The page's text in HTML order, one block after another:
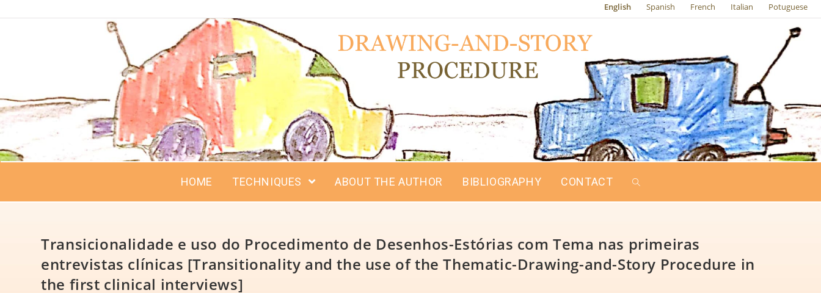
English Spanish French Italian Potuguese
HOME TECHNIQUES ABOUT THE AUTHOR BIBLIOGRAPHY CONTACT
Transicionalidade e uso do Procedimento de Desenhos-Estórias com Tema nas primeiras
entrevistas clínicas [Transitionality and the use of the Thematic-Drawing-and-Story Procedure in
the first clinical interviews]